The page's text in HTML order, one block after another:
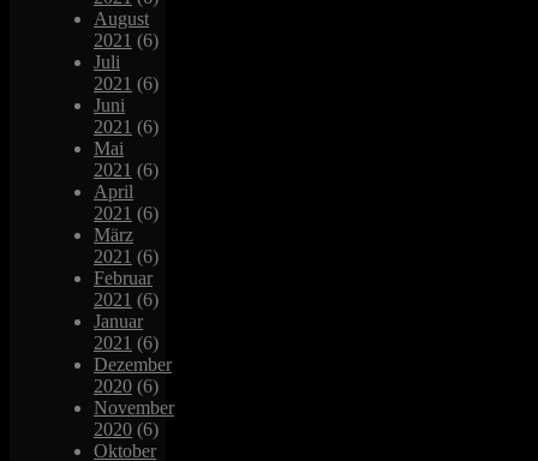
August
2021 (6)
Juli
2021 (6)
Juni
2021 (6)
Mai
2021 (6)
April
2021 (6)
März
2021 (6)
Februar
2021 (6)
Januar
2021 (6)
Dezember
2020 (6)
November
2020 (6)
Oktober